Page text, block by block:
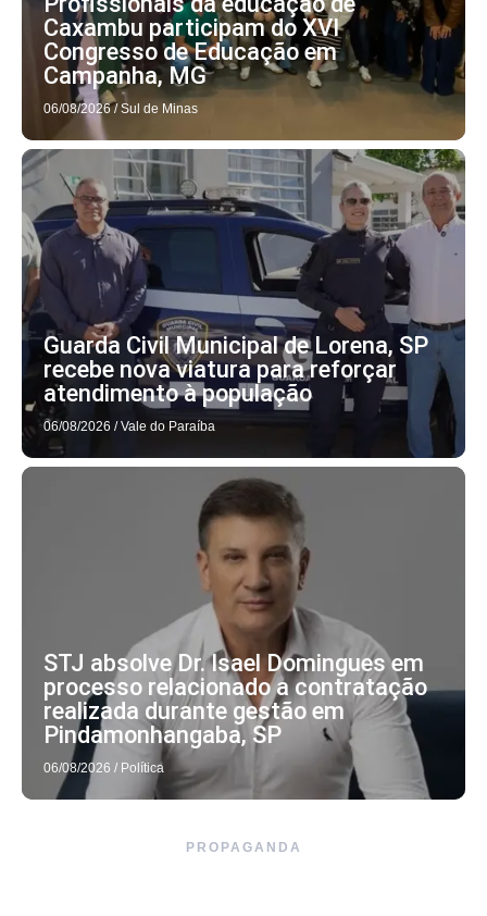
Caxambu participam do XVI
Congresso de Educação em
Campanha, MG
06/08/2026 / Sul de Minas
Guarda Civil Municipal de Lorena, SP
recebe nova viatura para reforçar
atendimento à população
06/08/2026 / Vale do Paraíba
STJ absolve Dr. Isael Domingues em
processo relacionado a contratação
realizada durante gestão em
Pindamonhangaba, SP
06/08/2026 / Política
PROPAGANDA